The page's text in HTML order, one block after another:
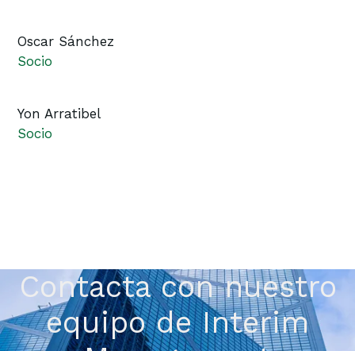
Oscar Sánchez
Socio
Yon Arratibel
Socio
Contacta con nuestro
equipo de Interim